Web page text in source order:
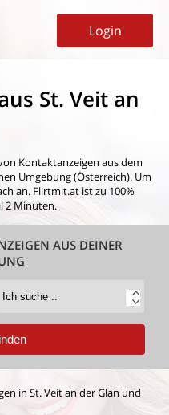
Login
St. Veit an
Kontaktanzeigen aus dem
Umgebung (Österreich). Um
an. Flirtmit.at ist zu 100%
2 Minuten.
AUS DEINER
in St. Veit an der Glan und